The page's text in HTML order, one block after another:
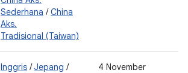
Sederhana /China
Aks.
Tradisional (Taiwan)
Inggris /Jepang /
4 November